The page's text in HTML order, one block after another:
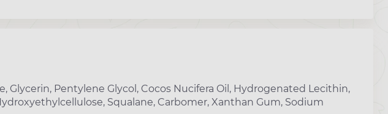
Glycerin, Pentylene Glycol, Cocos Nucifera Oil, Hydrogenated Lecithin,
Squalane, Carbomer, Xanthan Gum, Sodium